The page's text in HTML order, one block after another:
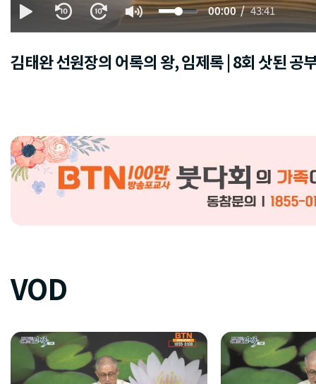
00:00 43:41
김태완 선원장의 어록의 왕, 임제록 | 8회 삿된 공